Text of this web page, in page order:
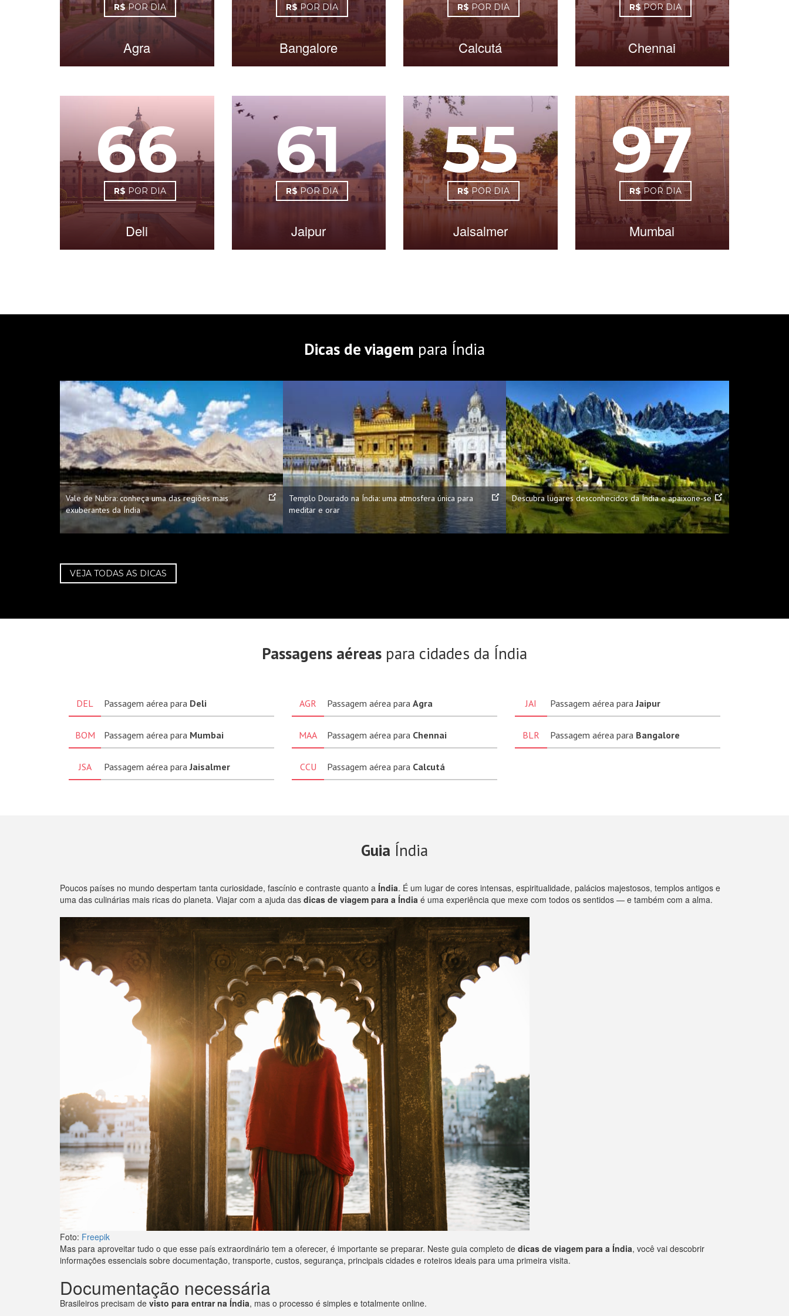
R$POR DIA
Agra
R$POR DIA
Bangalore
R$ POR DIA
Calcutá
R$POR DIA
Chennai
66
R$ POR DIA
Deli
61
R$POR DIA
Jaipur
55
R$POR DIA
Jaisalmer
97
R$POR DIA
Mumbai
Dicas de viagem para Índia
Vale de Nubra: conheça uma das regiões mais
exuberantes da Índia
Templo Dourado na Índia: uma atmosfera única para
meditar e orar
Descubra lugares desconhecidos da Índia e apaixone-se
VEJA TODAS AS DICAS
Passagens aéreas para cidades da Índia
DEL Passagem aérea para Deli AGR Passagem aérea para Agra JAI Passagem aérea paraJaipur
BOM Passagem aérea para Mumbai MAA Passagem aérea para Chennai BLR Passagem aérea para Bangalore
JSA Passagem aérea paraJaisalmer CCU Passagem aérea para Calcutá
Guia Índia
Poucos países no mundo despertam tanta curiosidade, fascínio e contraste quanto a Índia. É um lugar de cores intensas, espiritualidade, palácios majestosos, templos antigos e
uma das culinárias mais ricas do planeta. Viajar com a ajuda das dicas de viagem para a Índia é uma experiência que mexe com todos os sentidos — e também com a alma.
Foto: Freepik
Mas para aproveitar tudo o que esse país extraordinário tem a oferecer, é importante se preparar. Neste guia completo de dicas de viagem para a Índia, você vai descobrir
informações essenciais sobre documentação, transporte, custos, segurança, principais cidades e roteiros ideais para uma primeira visita.
Documentação necessária
Brasileiros precisam de visto para entrar na Índia, mas o processo é simples e totalmente online.